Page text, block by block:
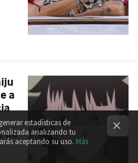
a
de
estadísticas de
analizando tu
aceptando su uso. Más